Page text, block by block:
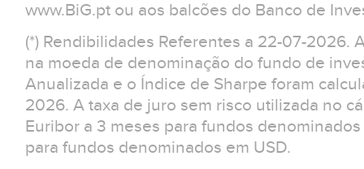
www.BiG.pt ou aos balcões do Banco de
(*) Rendibilidades Referentes a 22-07-2026.
na moeda de denominação do fundo de
Anualizada e o Índice de Sharpe foram
2026. A taxa de juro sem risco utilizada no
Euribor a 3 meses para fundos
para fundos denominados em USD.